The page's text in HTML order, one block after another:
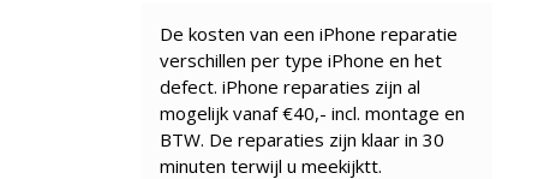
De kosten van een iPhone reparatie
verschillen per type iPhone en het
defect. iPhone reparaties zijn al
mogelijk vanaf €40,- incl. montage en
BTW. De reparaties zijn klaar in 30
minuten terwijl u meekijktt.